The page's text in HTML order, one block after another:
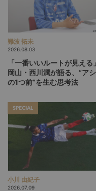
難波 拓未
2026.08.03
「一番いいルートが見える
岡山・西川潤が語る、“ア
の1つ前”を生む思考法
SPECIAL
小川 由紀子
2026.07.09